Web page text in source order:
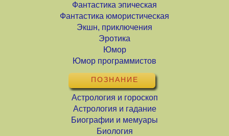
Фантастика эпическая
Фантастика юмористическая
Экшн, приключения
Эротика
Юмор
Юмор программистов
ПОЗНАНИЕ
Астрология и гороскоп
Астрология и гадание
Биографии и мемуары
Биология